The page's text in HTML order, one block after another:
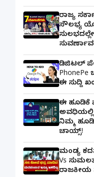
ರಾಜ್ಯ
ಸೌಲಭ್ಯ
ಡಿಜಿಟಲ್
PhonePe
ಈ ಸುದ್ದಿ
ಈ ಹೂಡಿಕೆ
ಅವಧಿಯಲ್ಲಿ
ನಿಮ್ಮ
ಚಾಯ್ಸ್‌!
ಮಂಡ್ಯ
Vs
ರಾಜಕೀಯ